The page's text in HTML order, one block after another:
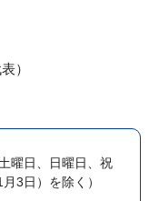
）
土曜日、日曜日、祝
3日）を除く）